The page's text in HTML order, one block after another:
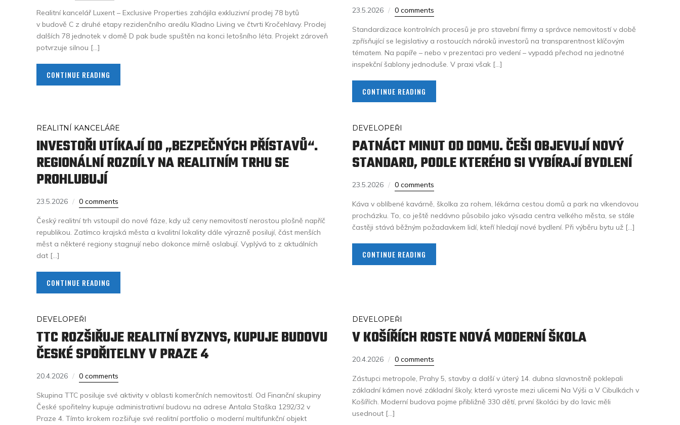
Realitní kancelář Luxent – Exclusive Properties zahájila exkluzivní prodej 78 bytů
v budově C z druhé etapy rezidenčního areálu Kladno Living ve čtvrti Kročehlavy. Prodej
dalších 78 jednotek v domě D pak bude spuštěn na konci letošního léta. Projekt zároveň
potvrzuje silnou […]
CONTINUE READING
23.5.2026 0 comments
Standardizace kontrolních procesů je pro stavební firmy a správce nemovitostí v době
zpřísňující se legislativy a rostoucích nároků investorů na transparentnost klíčovým
tématem. Na papíře – nebo v prezentaci pro vedení – vypadá přechod na jednotné
inspekční šablony jednoduše. V praxi však […]
CONTINUE READING
REALITNÍ KANCELÁŘE
INVESTOŘI UTÍKAJÍ DO „BEZPEČNÝCH PŘÍSTAVŮ“.
REGIONÁLNÍ ROZDÍLY NA REALITNÍM TRHU SE
PROHLUBUJÍ
23.5.2026 0 comments
Český realitní trh vstoupil do nové fáze, kdy už ceny nemovitostí nerostou plošně napříč
republikou. Zatímco krajská města a kvalitní lokality dále výrazně posilují, část menších
měst a některé regiony stagnují nebo dokonce mírně oslabují. Vyplývá to z aktuálních
dat […]
CONTINUE READING
DEVELOPEŘI
PATNÁCT MINUT OD DOMU. ČEŠI OBJEVUJÍ NOVÝ
STANDARD, PODLE KTERÉHO SI VYBÍRAJÍ BYDLENÍ
23.5.2026 0 comments
Káva v oblíbené kavárně, školka za rohem, lékárna cestou domů a park na víkendovou
procházku. To, co ještě nedávno působilo jako výsada centra velkého města, se stále
častěji stává běžným požadavkem lidí, kteří hledají nové bydlení. Při výběru bytu už […]
CONTINUE READING
DEVELOPEŘI
TTC ROZŠIŘUJE REALITNÍ BYZNYS, KUPUJE BUDOVU
ČESKÉ SPOŘITELNY V PRAZE 4
20.4.2026 0 comments
Skupina TTC posiluje své aktivity v oblasti komerčních nemovitostí. Od Finanční skupiny
České spořitelny kupuje administrativní budovu na adrese Antala Staška 1292/32 v
Praze 4. Tímto krokem rozšiřuje své realitní portfolio o moderní multifunkční objekt
DEVELOPEŘI
V KOŠÍŘÍCH ROSTE NOVÁ MODERNÍ ŠKOLA
20.4.2026 0 comments
Zástupci metropole, Prahy 5, stavby a další v úterý 14. dubna slavnostně poklepali
základní kámen nové základní školy, která vyroste mezi ulicemi Na Výši a V Cibulkách v
Košířích. Moderní budova pojme přibližně 330 dětí, první školáci by do lavic měli
usednout […]